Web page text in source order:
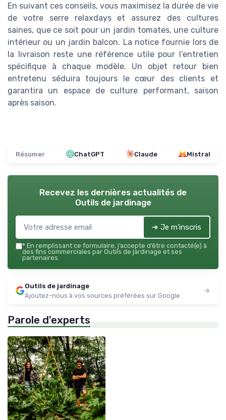
En suivant ces conseils, vous maximisez la durée de vie
de votre serre relaxdays et assurez des cultures
saines, que ce soit pour un jardin tomates, une culture
intérieur ou un jardin balcon. La notice fournie lors de
la livraison reste une référence utile pour l’entretien
spécifique à chaque modèle. Un objet retour bien
entretenu séduira toujours le cœur des clients et
garantira un espace de culture performant, saison
après saison.
Résumer ChatGPT Claude Mistral
Recevez les dernières actualités de
Outils de jardinage
➔ Je m'inscris
* En remplissant ce formulaire, j’accepte d’être contacté(e) à
des fins commerciales par Outils de jardinage et ses
partenaires.
Outils de jardinage
Ajoutez-nous à vos sources préférées sur Google
Parole d'experts